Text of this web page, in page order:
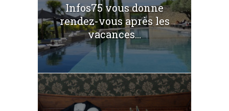
Infos75 vous donne
rendez-vous après les
vacances...